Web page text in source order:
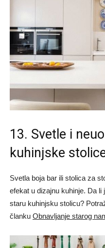
13. Svetle i
kuhinjske
Svetla boja bar ili stolica za
efekat u dizajnu kuhinje. Da
staru kuhinjsku stolicu?
članku Obnavljanje starog